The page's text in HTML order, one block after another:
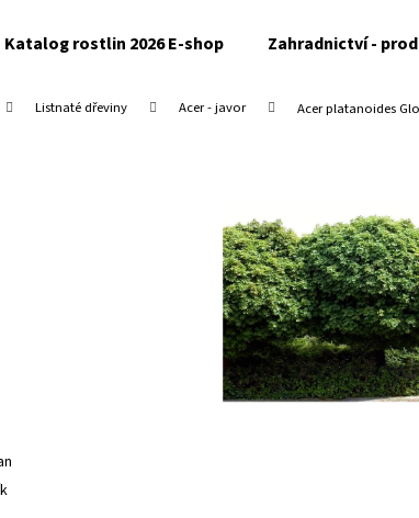
Katalog rostlin 2026 E-shop Zahradnictví -
Listnaté dřeviny Acer - javor Acer platanoides
Co potřebujete
Doporučujeme